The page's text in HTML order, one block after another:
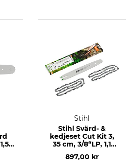
Stihl
Stihl Svärd- &
kedjeset Cut Kit 3,
35 cm, 3/8“LP, 1,1
897,00 kr